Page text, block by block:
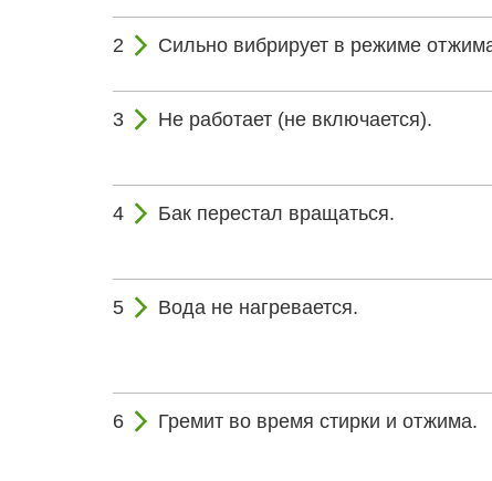
Сильно вибрирует в режиме
Не работает (не включается).
Бак перестал вращаться.
Вода не нагревается.
Гремит во время стирки и отжима.